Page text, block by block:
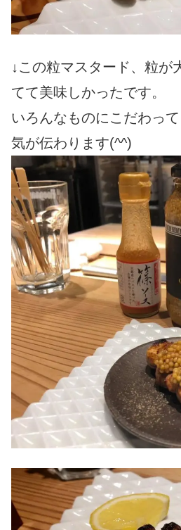
↓この粒マスタード、粒が
てて美味しかったです。
いろんなものにこだわっ
気が伝わります(^^)